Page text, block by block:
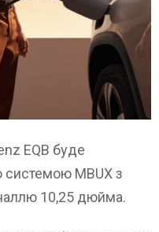
EQB буде
MBUX з
10,25 дюйма.